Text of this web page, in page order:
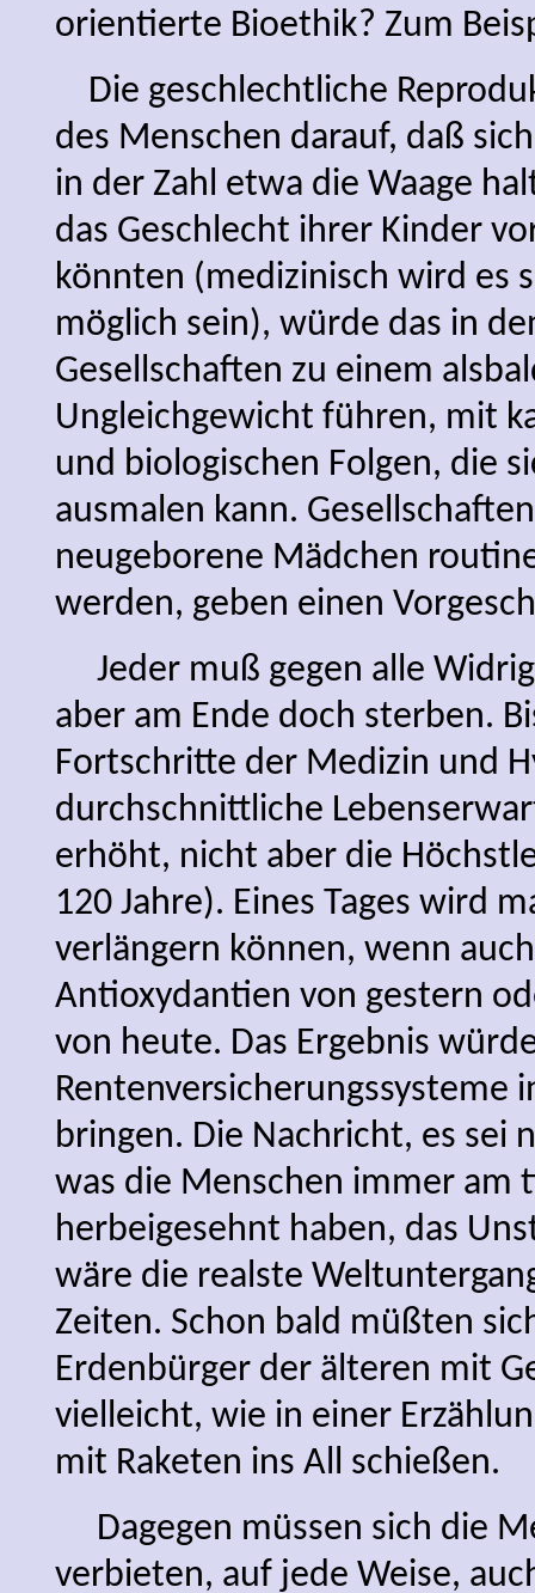
orientierte Bioethik? Zum
Die geschlechtliche
des Menschen darauf, daß
in der Zahl etwa die Waage
das Geschlecht ihrer Kinder
könnten (medizinisch wird es
möglich sein), würde das in
Gesellschaften zu einem
Ungleichgewicht führen, mit
und biologischen Folgen, die
ausmalen kann.
neugeborene Mädchen
werden, geben einen
Jeder muß gegen alle
aber am Ende doch sterben.
Fortschritte der Medizin und
durchschnittliche
erhöht, nicht aber die
120 Jahre). Eines Tages wird
verlängern können, wenn
Antioxydantien von gestern
von heute. Das Ergebnis
Rentenversicherungssysteme
bringen. Die Nachricht, es sei
was die Menschen immer am
herbeigesehnt haben, das
wäre die realste
Zeiten. Schon bald müßten
Erdenbürger der älteren mit
vielleicht, wie in einer
mit Raketen ins All schießen.
Dagegen müssen sich die
verbieten, auf jede Weise,